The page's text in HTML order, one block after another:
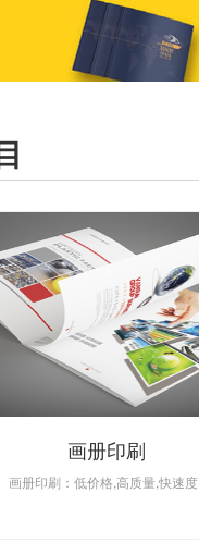
画册印刷
画册印刷：低价格,高质量,快速度